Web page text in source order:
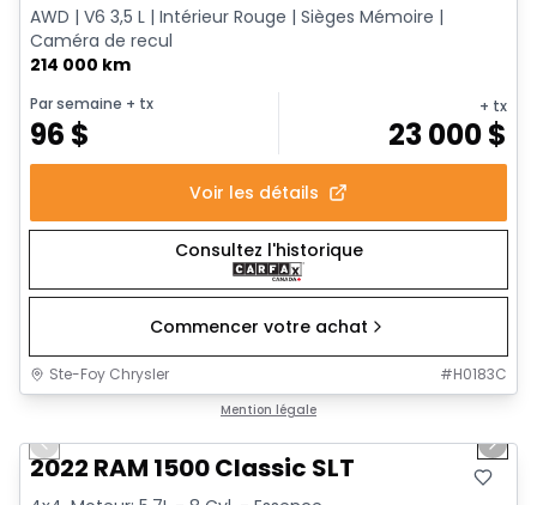
AWD | V6 3,5 L | Intérieur Rouge | Sièges Mémoire |
Caméra de recul
214 000 km
Par semaine + tx
96 $
+ tx
23 000$
Voir les détails
Consultez l'historique
Commencer votre achat
Ste-Foy Chrysler #H0183C
Mention légale
Previous slide Next
2022 RAM 1500 Classic SLT